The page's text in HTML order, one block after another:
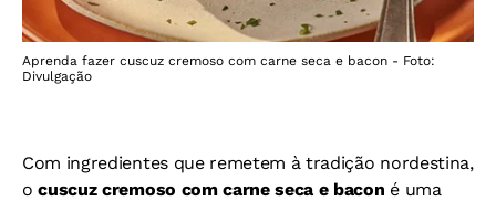
Aprenda fazer cuscuz cremoso com carne seca e bacon - Foto:
Divulgação
Com ingredientes que remetem à tradição nordestina,
ocuscuz cremoso com carne seca e bacon é uma